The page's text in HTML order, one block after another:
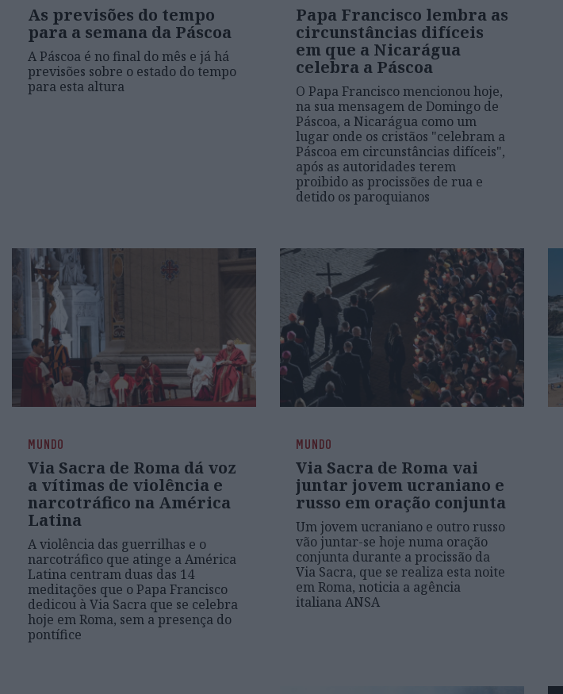
As previsões do tempo
para a semana da Páscoa
A Páscoa é no final do mês e já há
previsões sobre o estado do tempo
para esta altura
Papa Francisco lembra as
circunstâncias difíceis
em que a Nicarágua
celebra a Páscoa
O Papa Francisco mencionou hoje,
na sua mensagem de Domingo de
Páscoa, a Nicarágua como um
lugar onde os cristãos "celebram a
Páscoa em circunstâncias difíceis",
após as autoridades terem
proibido as procissões de rua e
detido os paroquianos
MUNDO
Via Sacra de Roma dá voz
a vítimas de violência e
narcotráfico na América
Latina
A violência das guerrilhas e o
narcotráfico que atinge a América
Latina centram duas das 14
meditações que o Papa Francisco
dedicou à Via Sacra que se celebra
hoje em Roma, sem a presença do
pontífice
MUNDO
Via Sacra de Roma vai
juntar jovem ucraniano e
russo em oração conjunta
Um jovem ucraniano e outro russo
vão juntar-se hoje numa oração
conjunta durante a procissão da
Via Sacra, que se realiza esta noite
em Roma, noticia a agência
italiana ANSA